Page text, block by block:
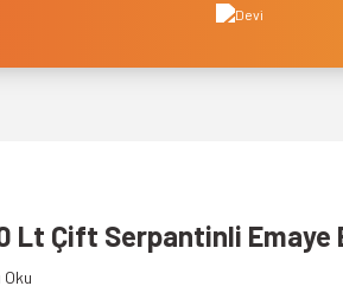
Lt Çift Serpantinli Emaye
Oku